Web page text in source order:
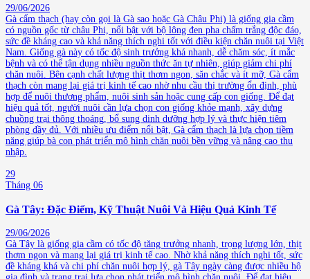
29/06/2026
Gà cẩm thạch (hay còn gọi là Gà sao hoặc Gà Châu Phi) là giống gia cầm
có nguồn gốc từ châu Phi, nổi bật với bộ lông đen pha chấm trắng độc đáo,
sức đề kháng cao và khả năng thích nghi tốt với điều kiện chăn nuôi tại Việt
Nam. Giống gà này có tốc độ sinh trưởng khá nhanh, dễ chăm sóc, ít mắc
bệnh và có thể tận dụng nhiều nguồn thức ăn tự nhiên, giúp giảm chi phí
chăn nuôi. Bên cạnh chất lượng thịt thơm ngon, săn chắc và ít mỡ, Gà cẩm
thạch còn mang lại giá trị kinh tế cao nhờ nhu cầu thị trường ổn định, phù
hợp để nuôi thương phẩm, nuôi sinh sản hoặc cung cấp con giống. Để đạt
hiệu quả tốt, người nuôi cần lựa chọn con giống khỏe mạnh, xây dựng
chuồng trại thông thoáng, bổ sung dinh dưỡng hợp lý và thực hiện tiêm
phòng đầy đủ. Với nhiều ưu điểm nổi bật, Gà cẩm thạch là lựa chọn tiềm
năng giúp bà con phát triển mô hình chăn nuôi bền vững và nâng cao thu
nhập.
29
Tháng 06
Gà Tây: Đặc Điểm, Kỹ Thuật Nuôi Và Hiệu Quả Kinh Tế
29/06/2026
Gà Tây là giống gia cầm có tốc độ tăng trưởng nhanh, trọng lượng lớn, thịt
thơm ngon và mang lại giá trị kinh tế cao. Nhờ khả năng thích nghi tốt, sức
đề kháng khá và chi phí chăn nuôi hợp lý, gà Tây ngày càng được nhiều hộ